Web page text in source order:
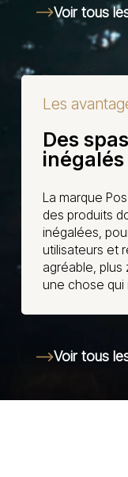
Voir tous
Les
Des
inégalés
La marque
des produits
inégalées,
utilisateurs et
agréable,
une chose
Voir tous